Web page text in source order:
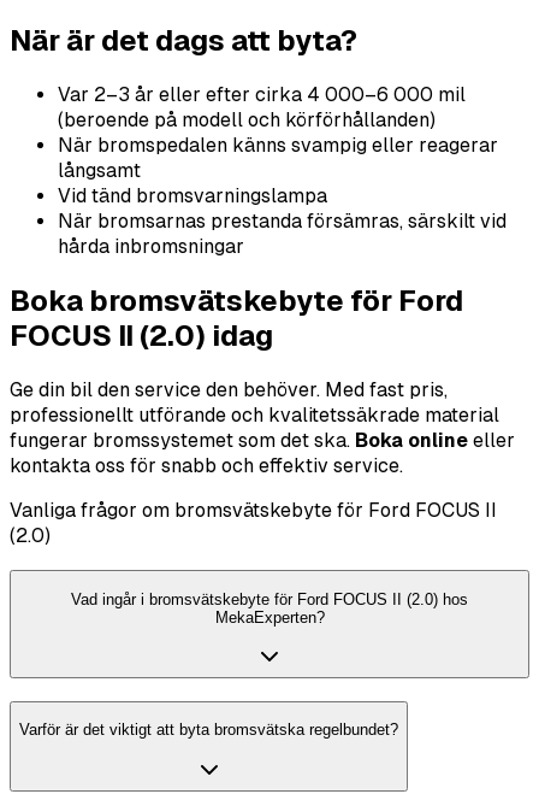
När är det dags att byta?
Var 2–3 år eller efter cirka 4 000–6 000 mil
(beroende på modell och körförhållanden)
När bromspedalen känns svampig eller reagerar
långsamt
Vid tänd bromsvarningslampa
När bromsarnas prestanda försämras, särskilt vid
hårda inbromsningar
Boka bromsvätskebyte för Ford
FOCUS II (2.0) idag
Ge din bil den service den behöver. Med fast pris,
professionellt utförande och kvalitetssäkrade material
fungerar bromssystemet som det ska. Boka online eller
kontakta oss för snabb och effektiv service.
Vanliga frågor om bromsvätskebyte för Ford FOCUS II
(2.0)
Vad ingår i bromsvätskebyte för Ford FOCUS II (2.0) hos
MekaExperten?
Varför är det viktigt att byta bromsvätska regelbundet?